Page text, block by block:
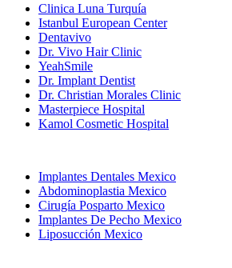
Clinica Luna Turquía
Istanbul European Center
Dentavivo
Dr. Vivo Hair Clinic
YeahSmile
Dr. Implant Dentist
Dr. Christian Morales Clinic
Masterpiece Hospital
Kamol Cosmetic Hospital
Implantes Dentales Mexico
Abdominoplastia Mexico
Cirugía Posparto Mexico
Implantes De Pecho Mexico
Liposucción Mexico